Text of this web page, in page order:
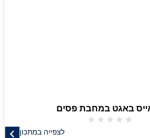
באגט במחבת פסים
★
★
★
★
★
לצפייה במתכון